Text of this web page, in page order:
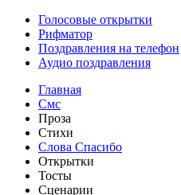
Голосовые открытки
Рифматор
Поздравления на телефон
Аудио поздравления
Главная
Смс
Проза
Стихи
Слова Спасибо
Открытки
Тосты
Сценарии